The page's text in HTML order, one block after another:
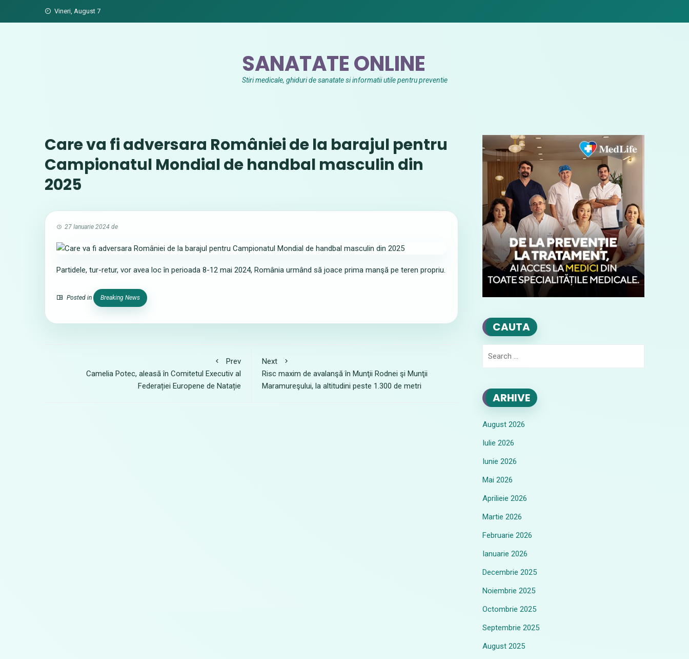
Vineri, August 7
SANATATE ONLINE
Stiri medicale, ghiduri de sanatate si informatii utile pentru preventie
Care va fi adversara României de la barajul pentru
Campionatul Mondial de handbal masculin din
2025
27 Ianuarie 2024 de
Partidele, tur-retur, vor avea loc în perioada 8-12 mai 2024, România urmând să joace prima manşă pe teren propriu.
Posted in Breaking News
Prev
Camelia Potec, aleasă în Comitetul Executiv al
Federației Europene de Natație
Next
Risc maxim de avalanşă în Munţii Rodnei şi Munţii
Maramureşului, la altitudini peste 1.300 de metri
CAUTA
ARHIVE
August 2026
Iulie 2026
Iunie 2026
Mai 2026
Aprilieie 2026
Martie 2026
Februarie 2026
Ianuarie 2026
Decembrie 2025
Noiembrie 2025
Octombrie 2025
Septembrie 2025
August 2025